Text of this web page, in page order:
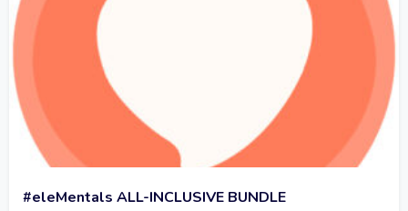
#eleMentals ALL-INCLUSIVE BUNDLE